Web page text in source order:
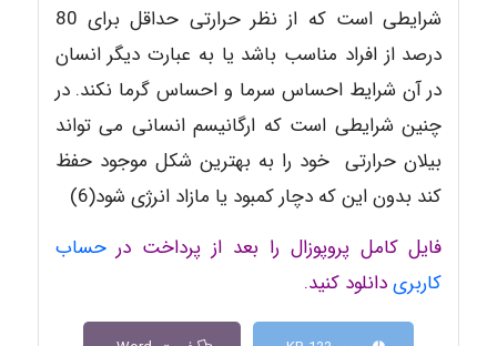
شرایطی است که از نظر حرارتی حداقل برای 80
درصد از افراد مناسب باشد یا به عبارت دیگر انسان
در آن شرایط احساس سرما و احساس گرما نکند. در
چنین شرایطی است که ارگانیسم انسانی می تواند
بیلان حرارتی خود را به بهترین شکل موجود حفظ
کند بدون این که دچار کمبود یا مازاد انرژی شود(6)
فایل کامل پروپوزال را بعد از پرداخت درحساب
کاربریدانلود کنید.